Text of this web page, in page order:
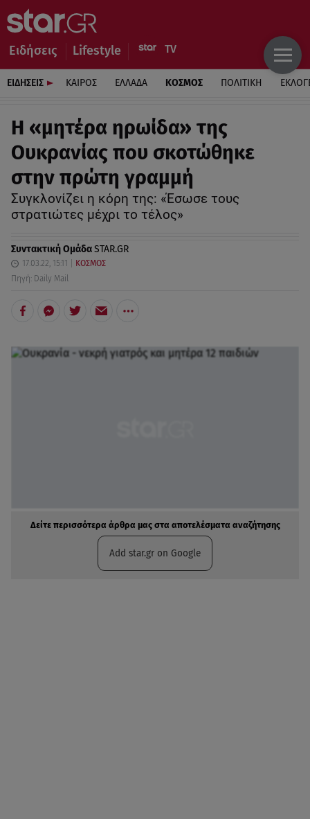
Ειδήσεις Lifestyle
ΕΙΔΗΣΕΙΣ ΚΑΙΡΟΣ ΕΛΛΑΔΑ ΚΟΣΜΟΣ ΠΟΛΙΤΙΚΗ
Η «μητέρα ηρωίδα» της
Ουκρανίας που σκοτώθηκε
στην πρώτη γραμμή
Συγκλονίζει η κόρη της: «Έσωσε τους
στρατιώτες μέχρι το τέλος»
Συντακτική ΟμάδαSTAR.GR
17.03.22, 15:11
ΚΟΣΜΟΣ
Πηγή: Daily Mail
Δείτε περισσότερα άρθρα μας στα αποτελέσματα αναζήτησης
Add star.gr on Google